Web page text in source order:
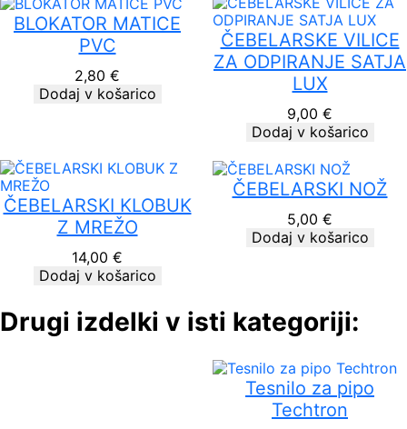
BLOKATOR MATICE
PVC
2,80 €
Dodaj v košarico
ČEBELARSKE VILICE
ZA ODPIRANJE SATJA
LUX
9,00 €
Dodaj v košarico
ČEBELARSKI KLOBUK
Z MREŽO
14,00 €
Dodaj v košarico
ČEBELARSKI NOŽ
5,00 €
Dodaj v košarico
Drugi izdelki v isti kategoriji:
Tesnilo za pipo
Techtron